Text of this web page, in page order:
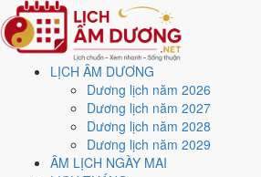
LỊCH ÂM DƯƠNG
Dương lịch năm 2026
Dương lịch năm 2027
Dương lịch năm 2028
Dương lịch năm 2029
ÂM LỊCH NGÀY MAI
Trang chủ
Lịch năm 2002
Tháng 6/2002
Ngày 9/6/2002 (Mậu Thân)